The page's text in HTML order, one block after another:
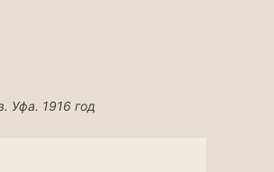
Уфа. 1916 год